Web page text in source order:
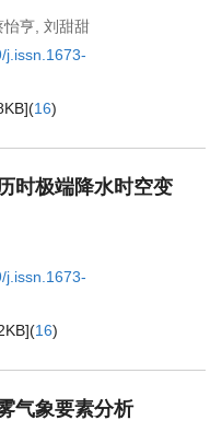
怡亨 刘甜甜
j.issn.1673-
](16)
时极端降水时空变
j.issn.1673-
](16)
气象要素分析